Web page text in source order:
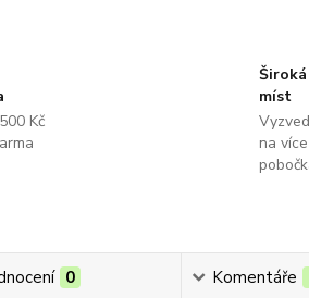
Kč
míst
na
0 Komentáře